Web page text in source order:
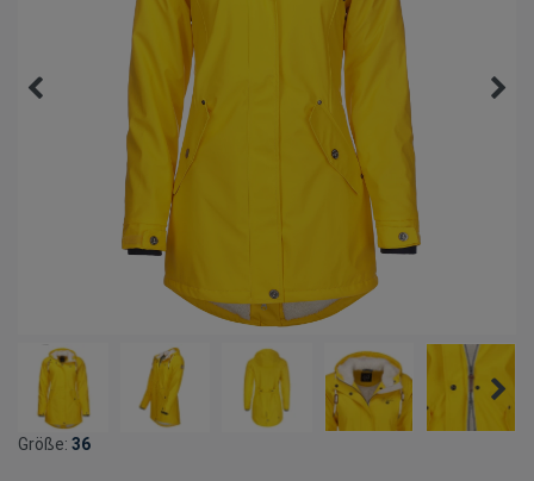
Größe: 36